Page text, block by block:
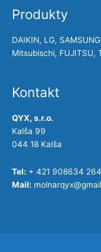
Produkty
DAIKIN, LG,
Mitsubischi, FUJITSU,
Kontakt
QYX, s.r.o.
Kalša 99
044 18 Kalša
Tel: + 421 908634 264
Mail: